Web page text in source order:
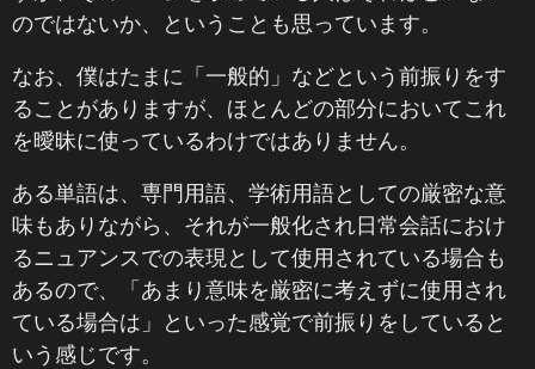
のではないか、ということも思っています。
なお、僕はたまに「一般的」などという前振りをす
ることがありますが、ほとんどの部分においてこれ
を曖昧に使っているわけではありません。
ある単語は、専門用語、学術用語としての厳密な意
味もありながら、それが一般化され日常会話におけ
るニュアンスでの表現として使用されている場合も
あるので、「あまり意味を厳密に考えずに使用され
ている場合は」といった感覚で前振りをしていると
いう感じです。